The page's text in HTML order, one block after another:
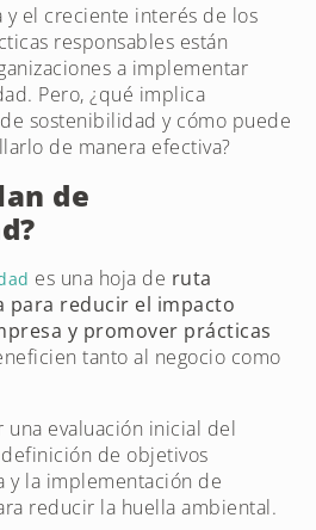
y el creciente interés de los
responsables están
a implementar
Pero, ¿qué implica
sostenibilidad y cómo puede
de manera efectiva?
de
es una hoja de ruta
para reducir el impacto
y promover prácticas
tanto al negocio como
una evaluación inicial del
de objetivos
y la implementación de
reducir la huella ambiental.